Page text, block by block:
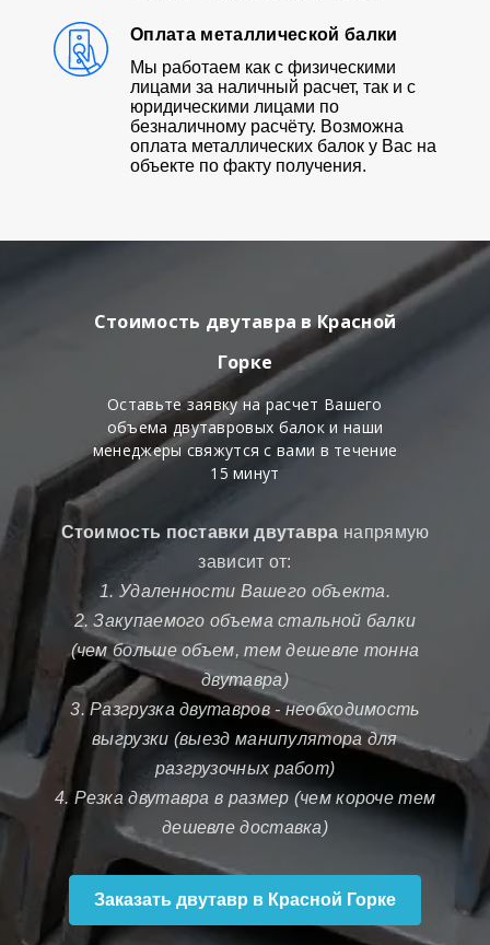
Оплата металлической балки
Мы работаем как с физическими
лицами за наличный расчет, так и с
юридическими лицами по
безналичному расчёту. Возможна
оплата металлических балок у Вас на
объекте по факту получения.
Стоимость двутавра в Красной
Горке
Оставьте заявку на расчет Вашего
объема двутавровых балок и наши
менеджеры свяжутся с вами в течение
15 минут
Стоимость поставки двутавра напрямую
зависит от:
1. Удаленности Вашего объекта.
2. Закупаемого объема стальной балки
(чем больше объем, тем дешевле тонна
двутавра)
3. Разгрузка двутавров - необходимость
выгрузки (выезд манипулятора для
разгрузочных работ)
4. Резка двутавра в размер (чем короче тем
дешевле доставка)
Заказать двутавр в Красной Горке